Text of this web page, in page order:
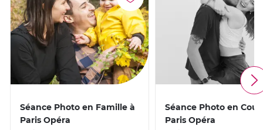
Séance Photo en Famille à
Paris Opéra
Séance Photo en
Paris Opéra